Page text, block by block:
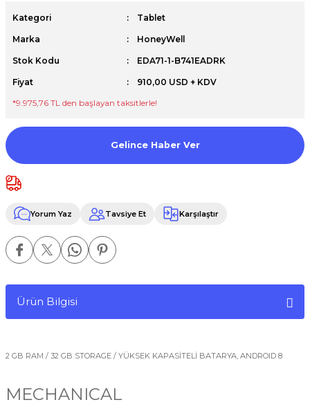
/ XPS+GPU
Kategori Tablet
Marka HoneyWell
Stok Kodu EDA71-1-B741EADRK
Fiyat
910,00 USD + KDV
*9.975,76 TL den başlayan taksitlerle!
Gelince Haber Ver
Yorum Yaz Tavsiye Et Karşılaştır
Ürün Bilgisi
2 GB RAM / 32 GB STORAGE / YÜKSEK KAPASİTELİ BATARYA, ANDROID 8
MECHANICAL